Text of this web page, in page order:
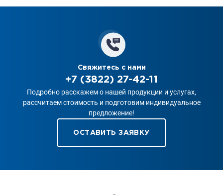
Свяжитесь с нами
+7 (3822) 27-42-11
Подробно расскажем о нашей продукции и услугах,
рассчитаем стоимость и подготовим индивидуальное
предложение!
ОСТАВИТЬ ЗАЯВКУ